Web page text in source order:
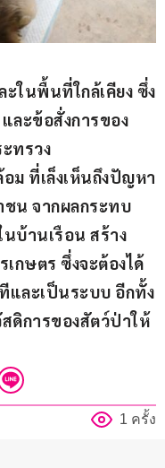
ในพื้นที่ใกล้เคียง ซึ่ง
ละข้อสั่งการของ
ทรวง
ม ที่เล็งเห็นถึงปัญหา
น จากผลกระทบ
นบ้านเรือน สร้าง
กษตร ซึ่งจะต้องได้
และเป็นระบบ อีกทั้ง
ดิการของสัตว์ป่าให้
1 ครั้ง